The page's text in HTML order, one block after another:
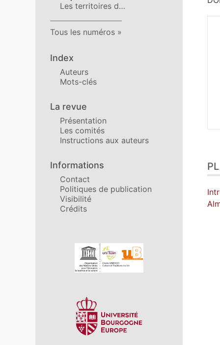
Les territoires d…
Tous les numéros
Index
Auteurs
Mots-clés
La revue
Présentation
Les comités
Instructions aux auteurs
Informations
Contact
Politiques de publication
Visibilité
Crédits
Affiliations/partenaires